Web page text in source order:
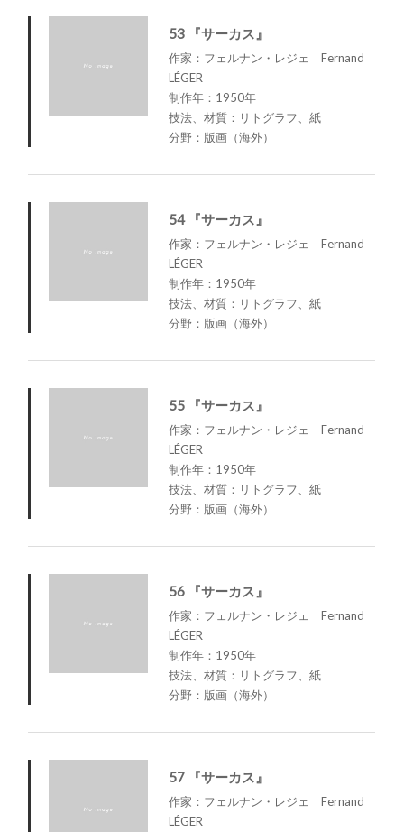
53 『サーカス』
作家：フェルナン・レジェ Fernand
LÉGER
制作年：1950年
技法、材質：リトグラフ、紙
分野：版画（海外）
54 『サーカス』
作家：フェルナン・レジェ Fernand
LÉGER
制作年：1950年
技法、材質：リトグラフ、紙
分野：版画（海外）
55 『サーカス』
作家：フェルナン・レジェ Fernand
LÉGER
制作年：1950年
技法、材質：リトグラフ、紙
分野：版画（海外）
56 『サーカス』
作家：フェルナン・レジェ Fernand
LÉGER
制作年：1950年
技法、材質：リトグラフ、紙
分野：版画（海外）
57 『サーカス』
作家：フェルナン・レジェ Fernand
LÉGER